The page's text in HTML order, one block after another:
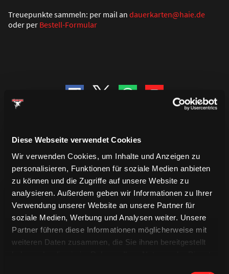
Diese Webseite verwendet Cookies
Wir verwenden Cookies, um Inhalte und Anzeigen zu
personalisieren, Funktionen für soziale Medien anbieten
zu können und die Zugriffe auf unsere Website zu
analysieren. Außerdem geben wir Informationen zu Ihrer
Verwendung unserer Website an unsere Partner für
soziale Medien, Werbung und Analysen weiter. Unsere
Partner führen diese Informationen möglicherweise mit
weiteren Daten zusammen, die Sie ihnen bereitgestellt
Treuepunkte sammeln: per mail an dauerkarten@haie.de
oder per Bestell-Formular